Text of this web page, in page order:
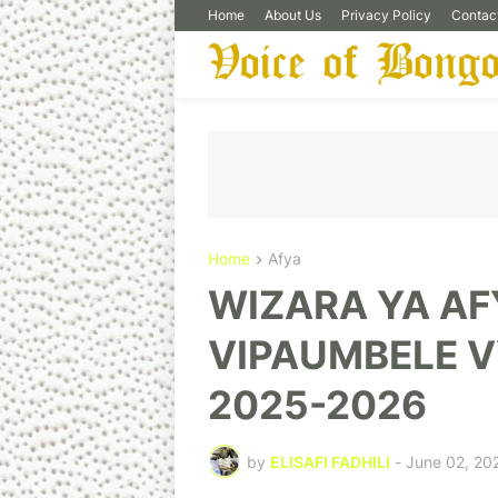
Home About Us Privacy Policy
Home Afya
WIZARA YA
VIPAUMBELE
2025-2026
by ELISAFI FADHILI - June 02,